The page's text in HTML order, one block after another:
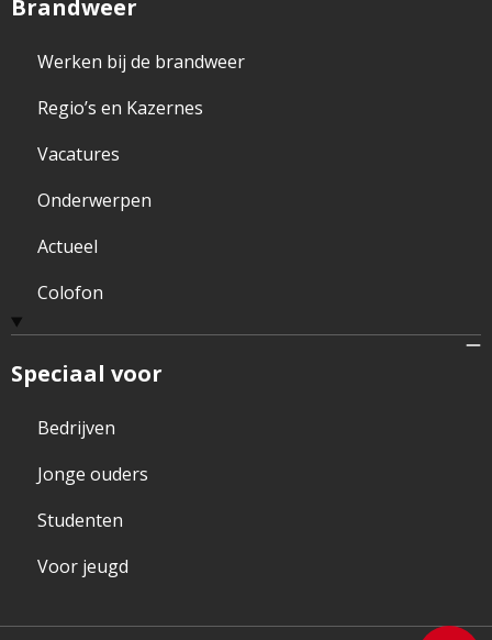
Brandweer
Werken bij de brandweer
Regio’s en Kazernes
Vacatures
Onderwerpen
Actueel
Colofon
Speciaal voor
Bedrijven
Jonge ouders
Studenten
Voor jeugd